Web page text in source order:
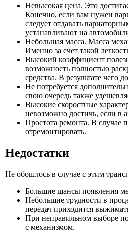
Невысокая цена. Это
Конечно, если вам нужен
следует отдавать
устанавливают на
Небольшая масса. Масса
Именно за счет такой
Высокий коэффициент
возможность полностью
средства. В результате чего
Не потребуется
свою очередь также
Высокие скоростные
невозможно достичь, если в
Простота ремонта. В случае
отремонтировать.
Недостатки
Не обошлось в случае с этим
Большие шансы появления
Небольшие трудности в
передач приходится
При неправильном выборе
с механизмом.